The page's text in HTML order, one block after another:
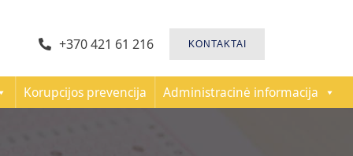
+370 421 61 216 KONTAKTAI
Korupcijos prevencija Administracinė informacija